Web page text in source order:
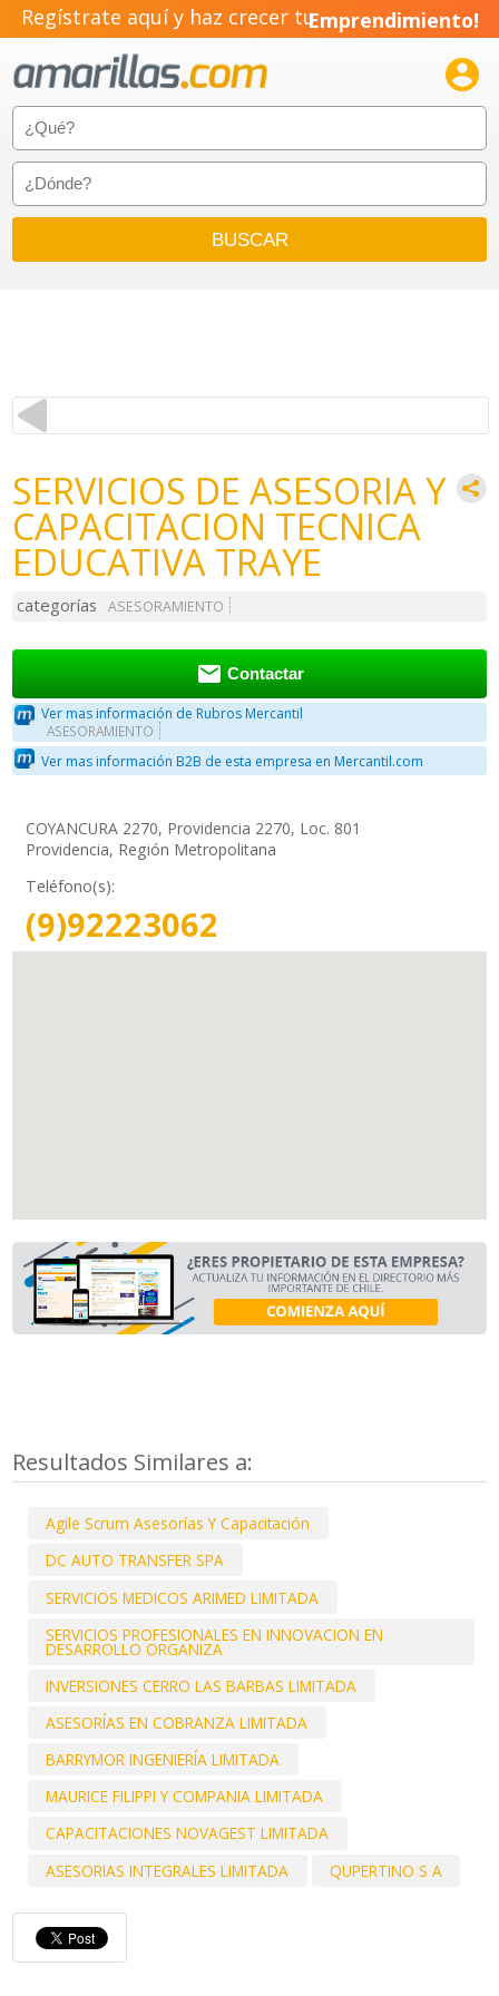
Regístrate aquí y haz crecer tuEmprendimiento!

SERVICIOS DE ASESORIA Y
CAPACITACION TECNICA
EDUCATIVA TRAYE
categorías ASESORAMIENTO
 Contactar
Ver mas información de Rubros Mercantil
ASESORAMIENTO
Ver mas información B2B de esta empresa en Mercantil.com
COYANCURA 2270, Providencia 2270, Loc. 801
Providencia, Región Metropolitana
Teléfono(s):
(9)92223062
Resultados Similares a:
Agile Scrum Asesorías Y Capacitación
DC AUTO TRANSFER SPA
SERVICIOS MEDICOS ARIMED LIMITADA
SERVICIOS PROFESIONALES EN INNOVACION EN
DESARROLLO ORGANIZA
INVERSIONES CERRO LAS BARBAS LIMITADA
ASESORÍAS EN COBRANZA LIMITADA
BARRYMOR INGENIERÍA LIMITADA
MAURICE FILIPPI Y COMPANIA LIMITADA
CAPACITACIONES NOVAGEST LIMITADA
ASESORIAS INTEGRALES LIMITADA
QUPERTINO S A